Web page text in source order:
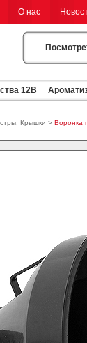
О нас
12В
Крышки > Воронка